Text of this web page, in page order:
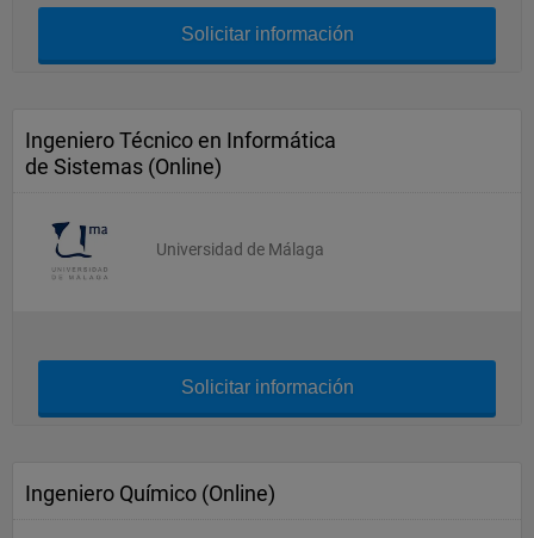
Solicitar información
Ingeniero Técnico en Informática
de Sistemas (Online)
Universidad de Málaga
Solicitar información
Ingeniero Químico (Online)